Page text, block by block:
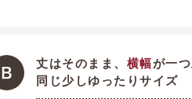
丈はそのまま、 横幅が一
同じ少しゆったりサイズ